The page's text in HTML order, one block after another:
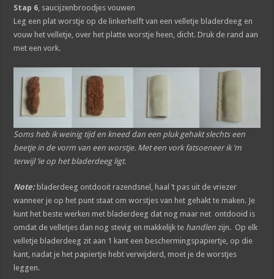
Stap 6 , saucijzenbroodjes vouwen
Leg een plat worstje op de linkerhelft van een velletje bladerdeeg en
vouw het velletje, over het platte worstje heen, dicht. Druk de rand aan
met een vork.
Soms heb ik weinig tijd en kneed dan een pluk gehakt slechts een
beetje in de vorm van een worstje. Met een vork fatsoeneer ik ‘m
terwijl ‘ie op het bladerdeeg ligt.
Note:bladerdeeg ontdooit razendsnel, haal ’t pas uit de vriezer
wanneer je op het punt staat om worstjes van het gehakt te maken. Je
kunt het beste werken met bladerdeeg dat nog maar net ontdooid is
omdat de velletjes dan nog stevig en makkelijk te handlen zijn. Op elk
velletje bladerdeeg zit aan 1 kant een beschermingspapiertje, op die
kant, nadat je het papiertje hebt verwijderd, moet je de worstjes
leggen.